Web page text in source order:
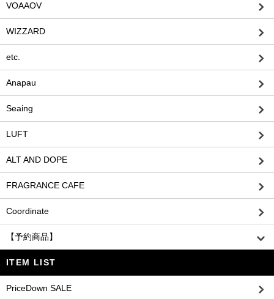
VOAAOV
WIZZARD
etc.
Anapau
Seaing
LUFT
ALT AND DOPE
FRAGRANCE CAFE
Coordinate
【予約商品】
ITEM LIST
PriceDown SALE